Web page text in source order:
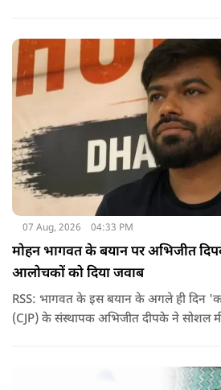
07 Aug, 2026 04:33 PM
मोहन भागवत के बयान पर अभिजीत
आलोचकों को दिया जवाब
RSS: भागवत के इस बयान के अगले ही दिन 'कॉकरोच जनता पार्टी'
(CJP) के संस्थापक अभिजीत दीपके ने सोशल